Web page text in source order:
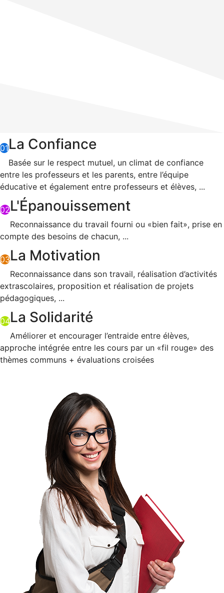
01La Confiance
Basée sur le respect mutuel, un climat de confiance
entre les professeurs et les parents, entre l’équipe
éducative et également entre professeurs et élèves, ...
02L'Épanouissement
Reconnaissance du travail fourni ou «bien fait», prise en
compte des besoins de chacun, ...
03La Motivation
Reconnaissance dans son travail, réalisation d’activités
extrascolaires, proposition et réalisation de projets
pédagogiques, ...
04La Solidarité
Améliorer et encourager l’entraide entre élèves,
approche intégrée entre les cours par un «fil rouge» des
thèmes communs + évaluations croisées